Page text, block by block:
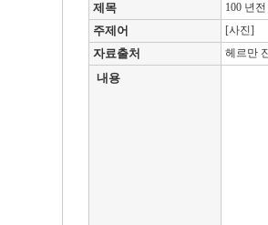
제목 100 년
주제어 [사진]
자료출처 헤르만
내용